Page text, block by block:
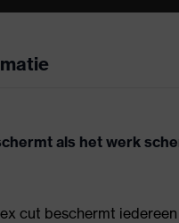
als het werk
cut beschermt